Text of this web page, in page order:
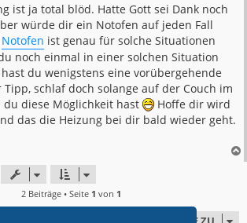
ist ja total blöd. Hatte Gott sei Dank noch
würde dir ein Notofen auf jeden Fall
Notofen ist genau für solche Situationen
noch einmal in einer solchen Situation
du wenigstens eine vorübergehende
Tipp, schlaf doch solange auf der Couch im
diese Möglichkeit hast
Hoffe dir wird
das die Heizung bei dir bald wieder geht.
2 Beiträge • Seite 1 von 1